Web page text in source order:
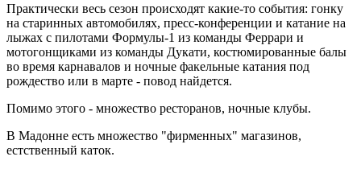
Практически весь сезон происходят какие-то события: гонку
на старинных автомобилях, пресс-конференции и катание на
лыжах с пилотами Формулы-1 из команды Феррари и
мотогонщиками из команды Дукати, костюмированные балы
во время карнавалов и ночные факельные катания под
рождество или в марте - повод найдется.
Помимо этого - множество ресторанов, ночные клубы.
В Мадонне есть множество "фирменных" магазинов,
естственный каток.